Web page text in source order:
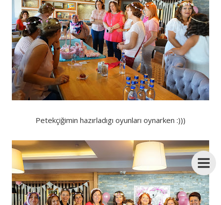
Petekçiğimin hazırladıgı oyunları oynarken :)))